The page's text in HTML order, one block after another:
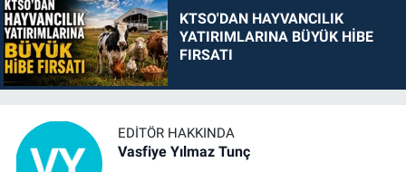
KTSO'DAN HAYVANCILIK
YATIRIMLARINA BÜYÜK HİBE
FIRSATI
EDITÖR HAKKINDA
Vasfiye Yılmaz Tunç